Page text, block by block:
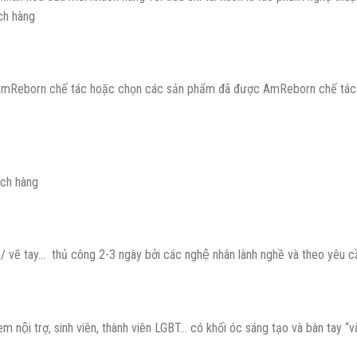
hàng
chế tác hoặc chọn các sản phẩm đã được AmReborn chế
hàng
tay… thủ công 2-3 ngày bởi các nghệ nhân lành nghề và theo yêu
nội trợ, sinh viên, thành viên LGBT… có khối óc sáng tạo và bàn tay